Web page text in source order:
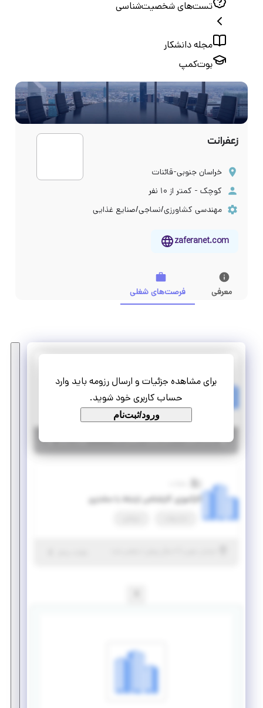
تست‌های شخصیت‌شناسی
مجله دانشکار
بوت‌کمپ
زعفرانت
خراسان جنوبی-قائنات
کوچک - کمتر از ۱۰ نفر
مهندسی کشاورزی/نساجی/صنایع غذایی
zaferanet.com
معرفی فرصت‌های شغلی
برای مشاهده جزئیات و ارسال رزومه باید وارد
حساب کاربری خود شوید.
ورود/ثبت‌نام
استخدام جذب برنامه‌نویس وب
تمام وقت استخدام
خراسان رضوی |۶ سال پیش | منقضی شده جزئیات بیشتر
کارآموزی کارشناس ارتباط با مشتری